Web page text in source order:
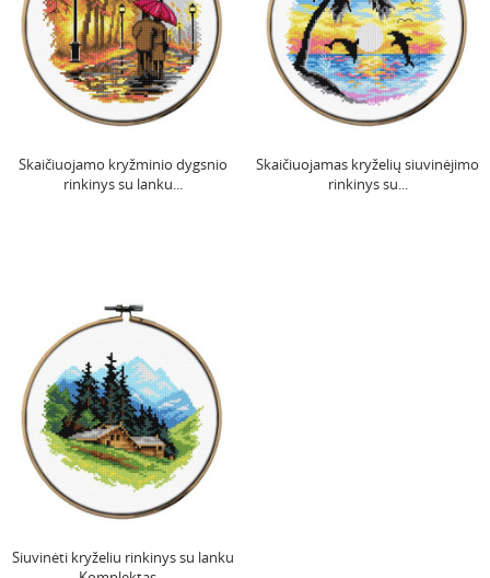
Skaičiuojamo kryžminio dygsnio
rinkinys su lanku...
Skaičiuojamas kryželių siuvinėjimo
rinkinys su...
Siuvinėti kryželiu rinkinys su lanku